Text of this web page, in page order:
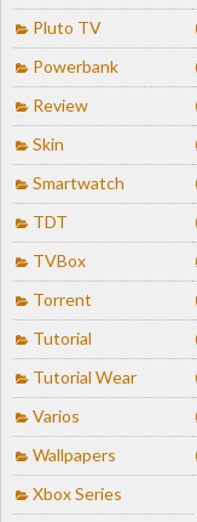
Pluto TV
Powerbank
Review
Skin
Smartwatch
TDT
TVBox
Torrent
Tutorial
Tutorial Wear
Varios
Wallpapers
Xbox Series